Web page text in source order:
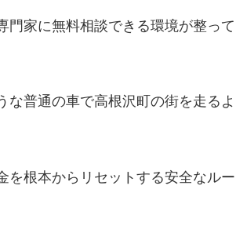
門家に無料相談できる環境が整って
な普通の車で高根沢町の街を走るよ
を根本からリセットする安全なルー